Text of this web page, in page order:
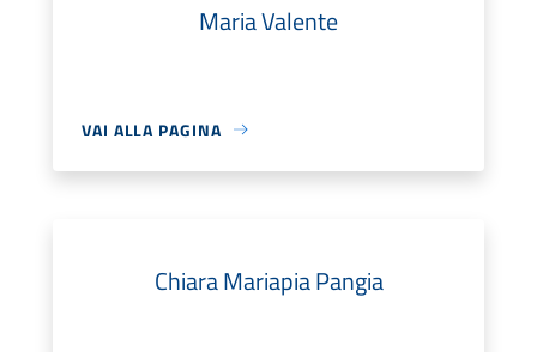
Maria Valente
VAI ALLA PAGINA
Chiara Mariapia Pangia